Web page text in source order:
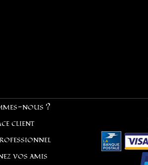
nous ?
client
vos amis